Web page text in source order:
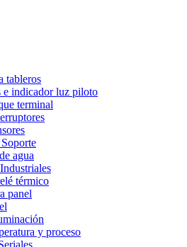
tableros
e indicador luz piloto
terminal
agua
térmico
panel
y proceso